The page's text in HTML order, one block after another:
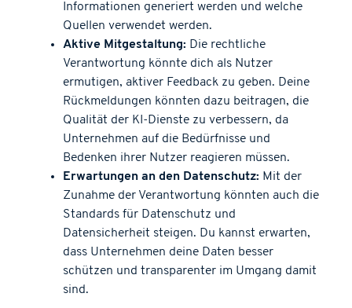
Informationen generiert werden und welche
Quellen verwendet werden.
Aktive Mitgestaltung: Die rechtliche
Verantwortung könnte dich als Nutzer
ermutigen, aktiver Feedback zu geben. Deine
Rückmeldungen könnten dazu beitragen, die
Qualität der KI-Dienste zu verbessern, da
Unternehmen auf die Bedürfnisse und
Bedenken ihrer Nutzer reagieren müssen.
Erwartungen an den Datenschutz: Mit der
Zunahme der Verantwortung könnten auch die
Standards für Datenschutz und
Datensicherheit steigen. Du kannst erwarten,
dass Unternehmen deine Daten besser
schützen und transparenter im Umgang damit
sind.